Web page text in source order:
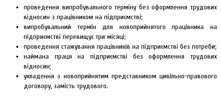
проведення випробувального терміну без оформлення трудових
відносин з працівником на підприємстві;
випробувальний термін для новоприйнятого працівника на
підприємстві перевищує три місяці;
проведення стажування працівників на підприємстві без потреби;
наймана праця на підприємстві без оформлення трудових
відносин;
укладення з новоприйнятим представником цивільно-правового
договору, замість трудового.